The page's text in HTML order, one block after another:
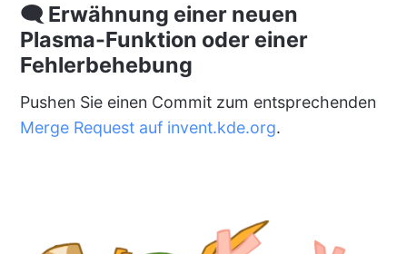
🗨 Erwähnung einer neuen
Plasma-Funktion oder einer
Fehlerbehebung
Pushen Sie einen Commit zum entsprechenden
Merge Request auf invent.kde.org.